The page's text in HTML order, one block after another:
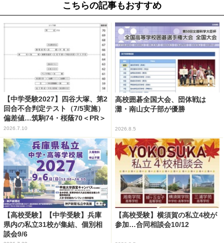
こちらの記事もおすすめ
【中学受験2027】四谷大塚、第2
回合不合判定テスト（7/5実施）
偏差値…筑駒74・桜蔭70＜PR＞
2026.7.10
高校囲碁全国大会、団体戦は
灘・南山女子部が優勝
2026.8.5
【高校受験】【中学受験】兵庫
県内の私立31校が集結、個別相
談会9/6
【高校受験】横須賀の私立4校が
参加…合同相談会10/12